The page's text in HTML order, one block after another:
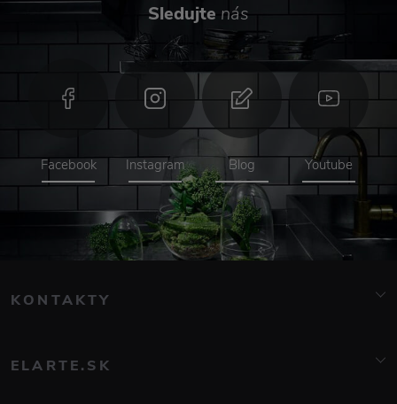
Sledujte nás
Facebook Instagram Blog Youtube
KONTAKTY
+420 776 081 000
ELARTE.SK